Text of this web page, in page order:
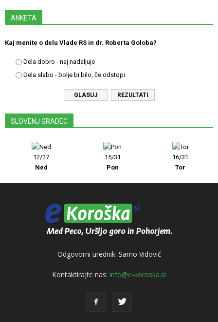
ANKETA
Kaj menite o delu Vlade RS in dr. Roberta Goloba?
Dela dobro - naj nadaljuje
Dela slabo - bolje bi bilo, če odstopi
REZULTATI
SLOVENJ GRADEC
12/27
Ned
15/31
Pon
16/31
Tor
Odgovorni urednik: Samo Vidovič
Kontaktirajte nas: info@e-koroska.si